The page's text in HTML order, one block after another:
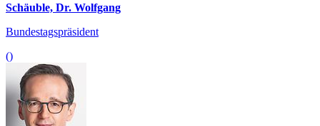
Schäuble, Dr. Wolfgang
Bundestagspräsident
()